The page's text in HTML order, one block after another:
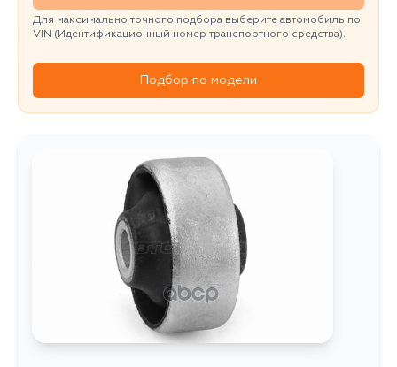
Для максимально точного подбора выберите автомобиль по
VIN (Идентификационный номер транспортного средства).
Подбор по модели